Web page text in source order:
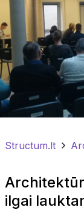
Structum.lt
ilgai